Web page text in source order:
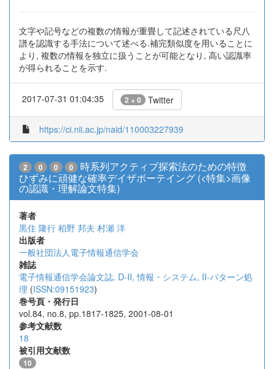
文字や記号などの複数の情報が重畳して記述されている尺八
譜を認識する手法について述べる.補完類似度を用いることに
より, 複数の情報を独立に扱うことが可能となり, 高い認識率
が得られることを示す.
2017-07-31 01:04:35 2 + 0 Twitter
https://ci.nii.ac.jp/naid/110003227939
2 0 0 0
時系列アクティブ探索法のための特徴
ひずみに頑健な確率デイザボーテイング (<特集>画像
の認識・理解論文特集)
著者
黒住 隆行 柏野 邦夫 村瀬 洋
出版者
一般社団法人電子情報通信学会
雑誌
電子情報通信学会論文誌. D-II, 情報・システム, II-パターン処
理 (ISSN:09151923)
巻号頁・発行日
vol.84, no.8, pp.1817-1825, 2001-08-01
参考文献数
18
被引用文献数
10